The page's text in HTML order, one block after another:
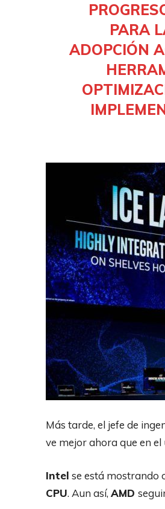
PARA
ADOPCIÓN
Más tarde, el jefe de
ve mejor ahora que en
Intel se está mostrando
CPU. Aun así, AMD